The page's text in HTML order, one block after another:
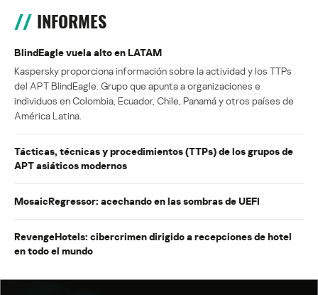
INFORMES
BlindEagle vuela alto en LATAM
Kaspersky proporciona información sobre la actividad y los TTPs
del APT BlindEagle. Grupo que apunta a organizaciones e
individuos en Colombia, Ecuador, Chile, Panamá y otros países de
América Latina.
Tácticas, técnicas y procedimientos (TTPs) de los grupos de
APT asiáticos modernos
MosaicRegressor: acechando en las sombras de UEFI
RevengeHotels: cibercrimen dirigido a recepciones de hotel
en todo el mundo